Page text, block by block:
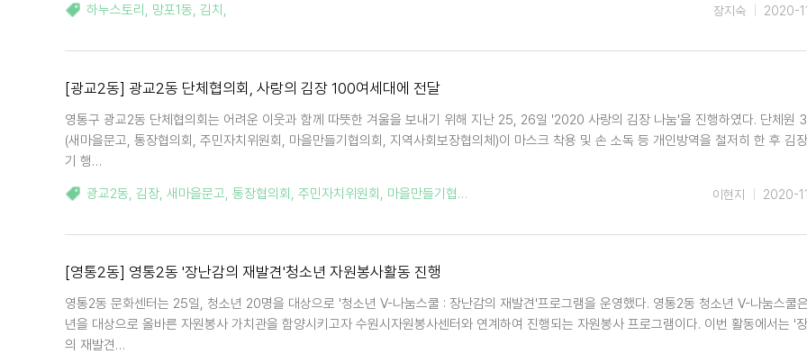
하누스토리 , 망포1동, 김치 , 2020-
장지숙
[광교2동] 광교2동 단체협의회, 사랑의 김장 100여세대에 전달
영통구 광교2동 단체협의회는 어려운 이웃과 함께 따뜻한 겨울을 보내기 위해 지난 25, 26일 '2020 사랑의 김장 나눔'을 진행하였다. 단체원
(새마을문고, 통장협의회, 주민자치위원회, 마을만들기협의회, 지역사회보장협의체)이 마스크 착용 및 손 소독 등 개인방역을 철저히 한 후 김
기 행…
광교2동, 김장, 새마을문고, 통장협의회 , 주민자치위원회 , 마을만들기협의회 2020-
이현지
[영통2동] 영통2동 '장난감의 재발견'청소년 자원봉사활동 진행
영통2동 문화센터는 25일, 청소년 20명을 대상으로 '청소년 V-나눔스쿨 : 장난감의 재발견'프로그램을 운영했다. 영통2동 청소년 V-나눔스쿨
년을 대상으로 올바른 자원봉사 가치관을 함양시키고자 수원시자원봉사센터와 연계하여 진행되는 자원봉사 프로그램이다. 이번 활동에서는 '
의 재발견…